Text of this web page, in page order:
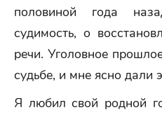
половиной года
судимость, о
речи. Уголовное
судьбе, и мне ясно дали
Я любил свой родной